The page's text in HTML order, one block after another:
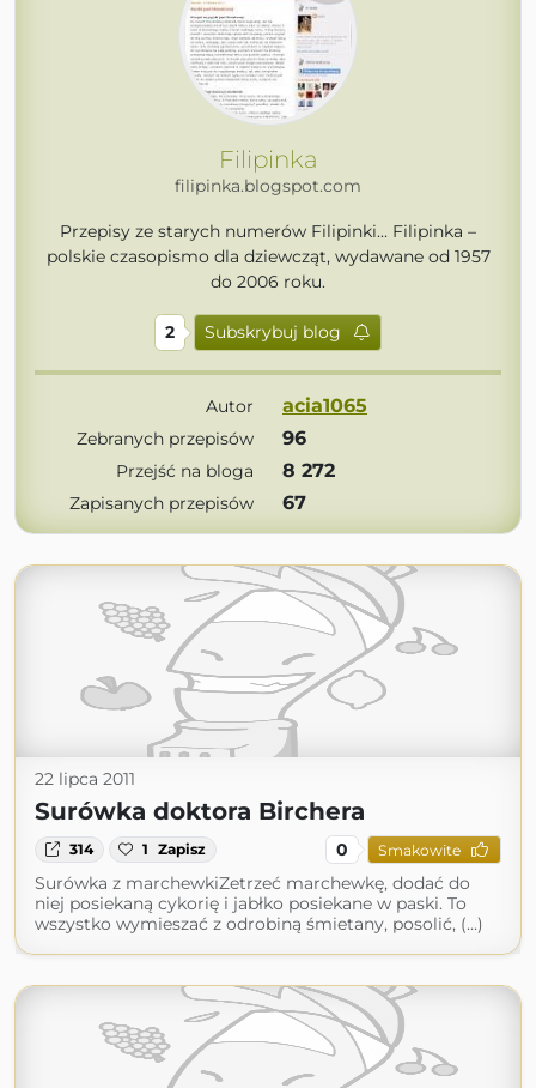
Filipinka
filipinka.blogspot.com
Przepisy ze starych numerów Filipinki... Filipinka –
polskie czasopismo dla dziewcząt, wydawane od 1957
do 2006 roku.
2 Subskrybuj blog
Autor acia1065
Zebranych przepisów 96
Przejść na bloga 8 272
Zapisanych przepisów 67
22 lipca 2011
Surówka doktora Birchera
314 1 Zapisz 0 Smakowite
Surówka z marchewkiZetrzeć marchewkę, dodać do
niej posiekaną cykorię i jabłko posiekane w paski. To
wszystko wymieszać z odrobiną śmietany, posolić, (...)